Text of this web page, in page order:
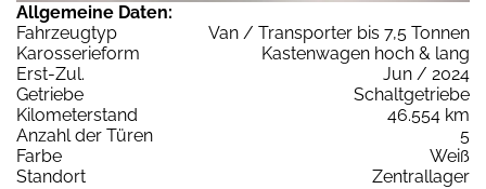
Allgemeine Daten:
Fahrzeugtyp
Van / Transporter bis 7,5 Tonnen
Karosserieform
Kastenwagen hoch & lang
Erst-Zul.
Jun / 2024
Getriebe
Schaltgetriebe
Kilometerstand
46.554 km
Anzahl der Türen
5
Farbe
Weiß
Standort
Zentrallager